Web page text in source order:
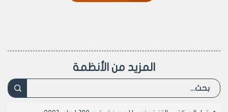
المزيد من الأنظمة